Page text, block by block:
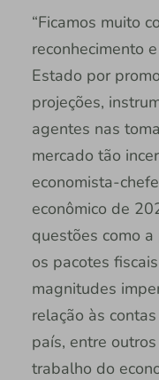
“Ficamos muito
reconhecimento
Estado por
projeções,
agentes nas
mercado tão
economista-
econômico de
questões como
os pacotes
magnitudes
relação às
país, entre
trabalho do